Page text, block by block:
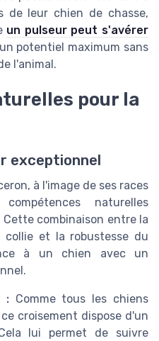
de leur chien de chasse,
un pulseur peut s'avérer
potentiel maximum sans
l'animal.
pour la
exceptionnel
à l'image de ses races
naturelles
combinaison entre la
et la robustesse du
à un chien avec un
:Comme tous les chiens
croisement dispose d'un
lui permet de suivre